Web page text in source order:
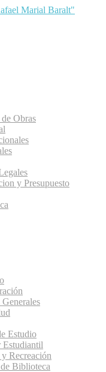
Obras
y Presupuesto
Estudio
Estudiantil
Recreación
Biblioteca